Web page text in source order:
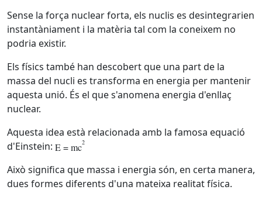
Sense la força nuclear forta, els nuclis es desintegrarien
instantàniament i la matèria tal com la coneixem no
podria existir.
Els físics també han descobert que una part de la
massa del nucli es transforma en energia per mantenir
aquesta unió. És el que s'anomena energia d'enllaç
nuclear.
Aquesta idea està relacionada amb la famosa equació
d'Einstein: E = mc2
Això significa que massa i energia són, en certa manera,
dues formes diferents d'una mateixa realitat física.